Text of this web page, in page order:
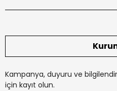
Kampanya, duyuru ve
için kayıt olun.